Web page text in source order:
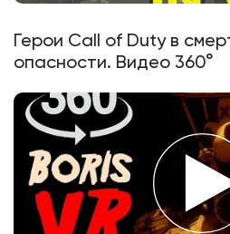
Герои Call of Duty в
опасности. Видео 360°